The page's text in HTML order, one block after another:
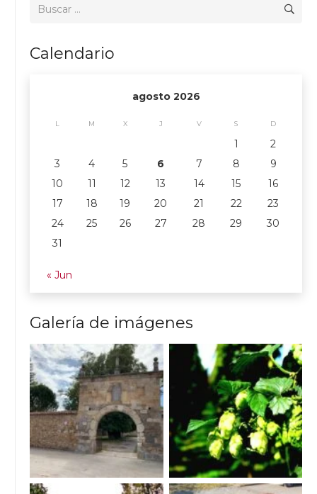
Calendario
agosto 2026
L M X J V S D
1
2
3
4 5 6 7 8
9
10
11 12 13 14 15
16
17
18 19 20 21 22
23
24
25 26 27 28 29
30
31
« Jun
Galería de imágenes